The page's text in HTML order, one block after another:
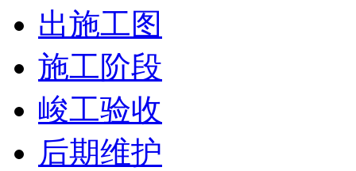
出施工图
施工阶段
峻工验收
后期维护